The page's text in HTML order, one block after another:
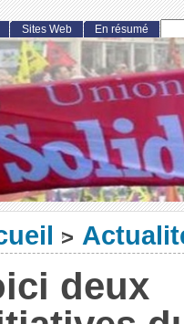
>
deux
Sites Web En résumé